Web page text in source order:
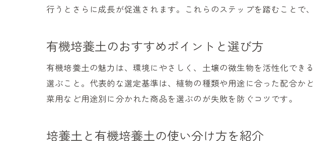
行うとさらに成長が促進されます。これらのステップを踏むことで
有機培養土のおすすめポイントと選び方
有機培養土の魅力は、環境にやさしく、土壌の微生物を活性化で
選ぶこと。代表的な選定基準は、植物の種類や用途に合った配合
菜用など用途別に分かれた商品を選ぶのが失敗を防ぐコツです。
培養土と有機培養土の使い分け方を紹介